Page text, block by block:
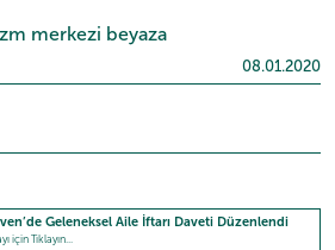
Geleneksel Aile İftarı Daveti Düzenlendi
için Tıklayın...
merkezi beyaza
08.01.2020